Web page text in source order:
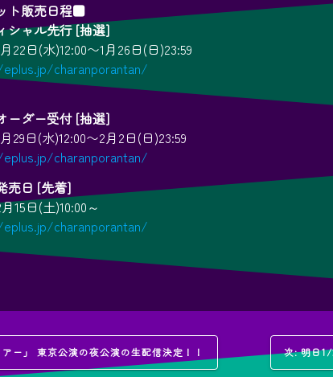
ト販売日程■
シャル先行 [抽選]
22日(水)12:00〜1月26日(日)23:59
charanporantan/
ーダー受付 [抽選]
29日(水)12:00〜2月2日(日)23:59
charanporantan/
売日 [先着]
15日(土)10:00～
charanporantan/
ー」 東京公演の夜公演の生配信決定！！ 次:次
明日1/